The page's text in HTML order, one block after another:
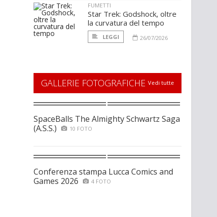
FUMETTI
Star Trek: Godshock, oltre
la curvatura del tempo
LEGGI 26/07/2026
GALLERIE FOTOGRAFICHE Vedi tutte
SpaceBalls The Almighty Schwartz Saga
(A.S.S.)
10 FOTO
Conferenza stampa Lucca Comics and
Games 2026
4 FOTO